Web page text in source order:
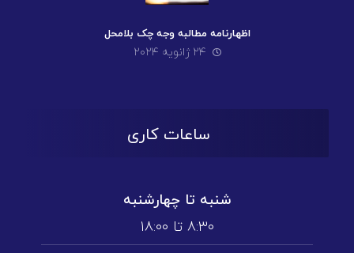
اظهارنامه مطالبه وجه چک بلامحل
۲۴ ژانویه ۲۰۲۴
ساعات کاری
شنبه تا چهارشنبه
۸:۳۰ تا ۱۸:۰۰